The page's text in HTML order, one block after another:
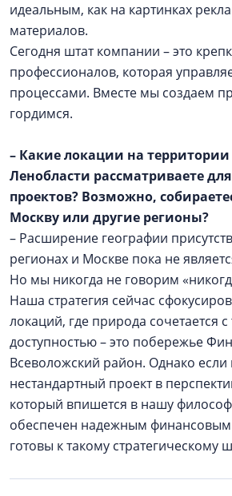
идеальным, как на картинках
материалов.
Сегодня штат компании – это
профессионалов, которая
процессами. Вместе мы создаем
гордимся.
– Какие локации на территории
Ленобласти рассматриваете
проектов? Возможно,
Москву или другие регионы?
– Расширение географии
регионах и Москве пока не
Но мы никогда не говорим
Наша стратегия сейчас
локаций, где природа сочетается
доступностью – это побережье
Всеволожский район. Однако если
нестандартный проект в
который впишется в нашу
обеспечен надежным
готовы к такому стратегическому